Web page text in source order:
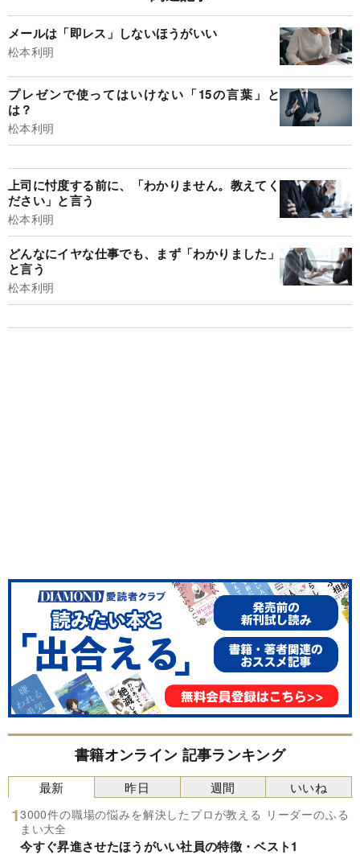
メールは「即レス」しないほうがいい
松本利明
プレゼンで使ってはいけない「15の言葉」と
は？
松本利明
上司に忖度する前に、「わかりません。教えてく
ださい」と言う
松本利明
どんなにイヤな仕事でも、まず「わかりました」
と言う
松本利明
書籍オンライン 記事ランキング
最新
3000件の職場の悩みを解決したプロが教える リーダーのふる
まい大全
今すぐ昇進させたほうがいい社員の特徴・ベスト1
昨日 週間 いいね